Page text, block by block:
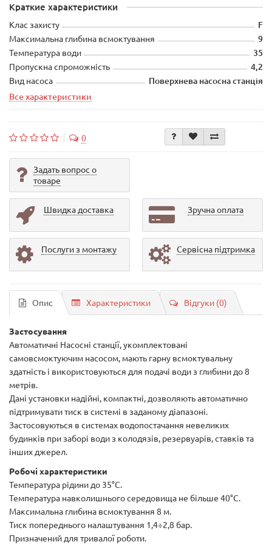
Краткие характеристики
Клас захисту F
Максимальна глибина всмоктування 9
Температура води 35
Пропускна спроможність 4,2
Вид насоса
Поверхнева насосна станція
Все характеристики
0
Задать вопрос о
товаре
Швидка доставка Зручна оплата
Послуги з монтажу Сервісна підтримка
Опис Характеристики Відгуки (0)
Застосування
Автоматичні Насосні станції, укомплектовані
самовсмоктуючим насосом, мають гарну всмоктувальну
здатність і використовуються для подачі води з глибини до 8
метрів.
Дані установки надійні, компактні, дозволяють автоматично
підтримувати тиск в системі в заданому діапазоні.
Застосовуються в системах водопостачання невеликих
будинків при заборі води з колодязів, резервуарів, ставків та
інших джерел.
Робочі характеристики
Температура рідини до 35°С.
Температура навколишнього середовища не більше 40°С.
Максимальна глибина всмоктування 8 м.
Тиск попереднього налаштування 1,4÷2,8 бар.
Призначений для тривалої роботи.